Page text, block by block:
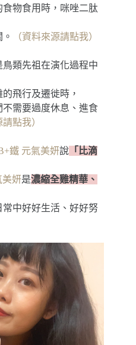
物食用時，咪唑二肽
（資料來源請點我）
類先祖在演化過程中
飛行及遷徙時，
需要過度休息、進食
請點我）
鐵 元氣美妍說 「比滴
美妍是濃縮全雞精華、
中好好生活、好好努